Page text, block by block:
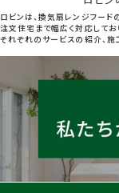
ロビンは、換気扇レンジフード
注文住宅まで幅広く対応してお
それぞれのサービスの紹介、施